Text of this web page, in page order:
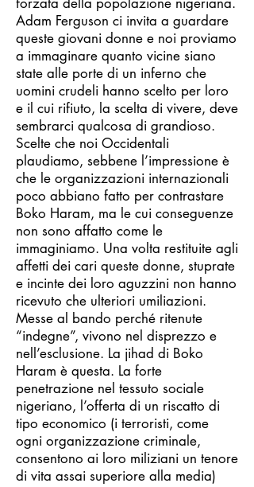
Adam Ferguson ci invita a guardare
queste giovani donne e noi proviamo
a immaginare quanto vicine siano
state alle porte di un inferno che
uomini crudeli hanno scelto per loro
e il cui rifiuto, la scelta di vivere, deve
sembrarci qualcosa di grandioso.
Scelte che noi Occidentali
plaudiamo, sebbene l’impressione è
che le organizzazioni internazionali
poco abbiano fatto per contrastare
Boko Haram, ma le cui conseguenze
non sono affatto come le
immaginiamo. Una volta restituite agli
affetti dei cari queste donne, stuprate
e incinte dei loro aguzzini non hanno
ricevuto che ulteriori umiliazioni.
Messe al bando perché ritenute
“indegne”, vivono nel disprezzo e
nell’esclusione. La jihad di Boko
Haram è questa. La forte
penetrazione nel tessuto sociale
nigeriano, l’offerta di un riscatto di
tipo economico (i terroristi, come
ogni organizzazione criminale,
consentono ai loro miliziani un tenore
di vita assai superiore alla media)